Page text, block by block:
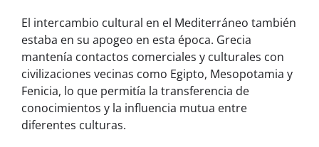
El intercambio cultural en el Mediterráneo también
estaba en su apogeo en esta época. Grecia
mantenía contactos comerciales y culturales con
civilizaciones vecinas como Egipto, Mesopotamia y
Fenicia, lo que permitía la transferencia de
conocimientos y la influencia mutua entre
diferentes culturas.